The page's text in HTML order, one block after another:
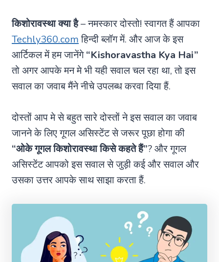
किशोरावस्था क्या है– नमस्कार दोस्तो! स्वागत हैं आपका
Techly360.comहिन्दी ब्लॉग में. और आज के इस
आर्टिकल में हम जानेंगे“Kishoravastha Kya Hai”
तो अगर आपके मन मे भी यही सवाल चल रहा था, तो इस
सवाल का जवाब मैंने नीचे उपलब्ध करवा दिया हैं.
दोस्तों आप मे से बहुत सारे दोस्तों ने इस सवाल का जवाब
जानने के लिए गूगल असिस्टेंट से जरूर पूछा होगा की
“ओके गूगल किशोरावस्था किसे कहते हैं”? और गूगल
असिस्टेंट आपको इस सवाल से जुड़ी कई और सवाल और
उसका उत्तर आपके साथ साझा करता हैं.